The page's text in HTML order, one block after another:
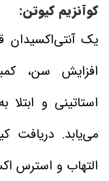
کوآنزیم کیوتن:
یک
افزایش سن،
استاتینی و
می‌یابد.
التهاب و استرس